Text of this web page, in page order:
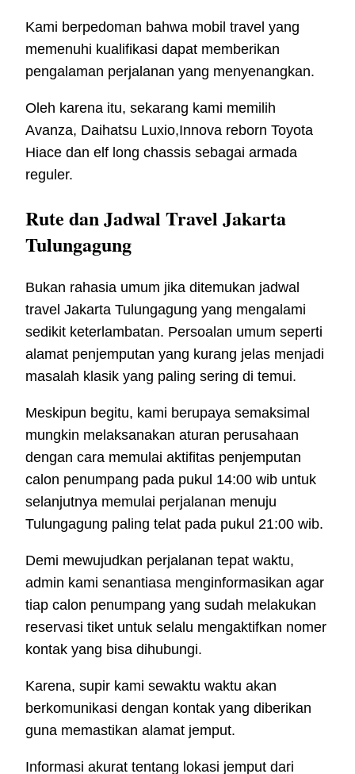
Kami berpedoman bahwa mobil travel yang
memenuhi kualifikasi dapat memberikan
pengalaman perjalanan yang menyenangkan.
Oleh karena itu, sekarang kami memilih
Avanza, Daihatsu Luxio,Innova reborn Toyota
Hiace dan elf long chassis sebagai armada
reguler.
Rute dan Jadwal Travel Jakarta
Tulungagung
Bukan rahasia umum jika ditemukan jadwal
travel Jakarta Tulungagung yang mengalami
sedikit keterlambatan. Persoalan umum seperti
alamat penjemputan yang kurang jelas menjadi
masalah klasik yang paling sering di temui.
Meskipun begitu, kami berupaya semaksimal
mungkin melaksanakan aturan perusahaan
dengan cara memulai aktifitas penjemputan
calon penumpang pada pukul 14:00 wib untuk
selanjutnya memulai perjalanan menuju
Tulungagung paling telat pada pukul 21:00 wib.
Demi mewujudkan perjalanan tepat waktu,
admin kami senantiasa menginformasikan agar
tiap calon penumpang yang sudah melakukan
reservasi tiket untuk selalu mengaktifkan nomer
kontak yang bisa dihubungi.
Karena, supir kami sewaktu waktu akan
berkomunikasi dengan kontak yang diberikan
guna memastikan alamat jemput.
Informasi akurat tentang lokasi jemput dari